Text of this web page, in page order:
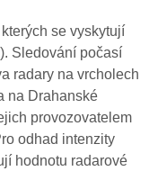
se vyskytují
Sledování počasí
radary na vrcholech
na Drahanské
provozovatelem
odhad intenzity
hodnotu radarové